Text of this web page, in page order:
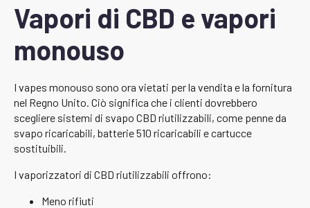
Vapori di CBD e vapori
monouso
I vapes monouso sono ora vietati per la vendita e la fornitura
nel Regno Unito. Ciò significa che i clienti dovrebbero
scegliere sistemi di svapo CBD riutilizzabili, come penne da
svapo ricaricabili, batterie 510 ricaricabili e cartucce
sostituibili.
I vaporizzatori di CBD riutilizzabili offrono:
Meno rifiuti